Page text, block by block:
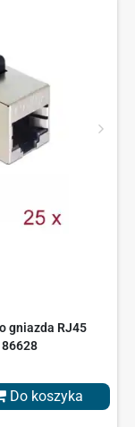
gniazda RJ45
Do koszyka